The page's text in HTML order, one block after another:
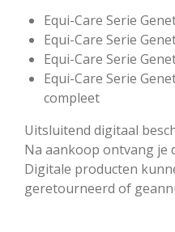
Equi-Care Serie
Equi-Care Serie
Equi-Care Serie
Equi-Care Serie
compleet
Uitsluitend digitaal
Na aankoop ontvang je
Digitale producten
geretourneerd of